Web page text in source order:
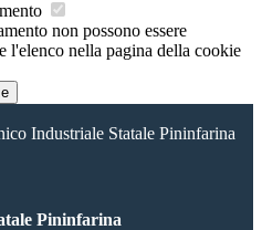
non possono essere
l'elenco nella pagina della cookie
Industriale Statale Pininfarina
Pininfarina